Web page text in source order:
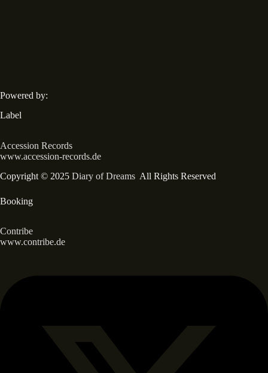
Powered by:
Label
Accession Records
www.accession-records.de
Copyright © 2025 Diary of Dreams All Rights Reserved
Booking
Contribe
www.contribe.de